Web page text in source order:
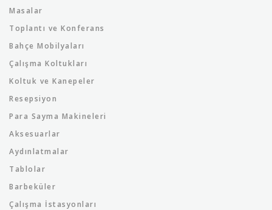
Masalar
Toplantı ve Konferans
Bahçe Mobilyaları
Çalışma Koltukları
Koltuk ve Kanepeler
Resepsiyon
Para Sayma Makineleri
Aksesuarlar
Aydınlatmalar
Tablolar
Barbeküler
Çalışma İstasyonları